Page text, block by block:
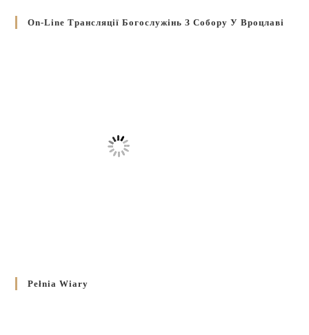
On-Line Трансляції Богослужінь З Собору У Вроцлаві
Pełnia Wiary